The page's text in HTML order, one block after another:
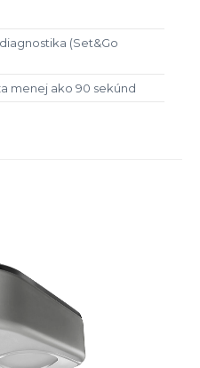
(Set&Go
menej ako 90 sekúnd